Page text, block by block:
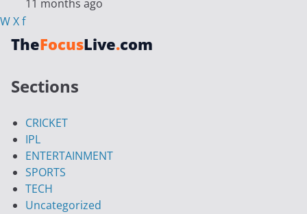
11 months ago
WXf
TheFocusLive.com
Sections
CRICKET
IPL
ENTERTAINMENT
SPORTS
TECH
Uncategorized